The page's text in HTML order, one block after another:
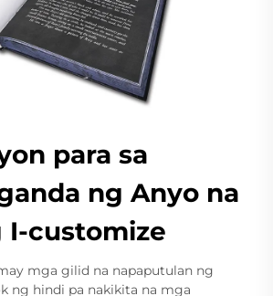
para sa
ng Anyo na
I-customize
mga gilid na napaputulan ng
ng hindi pa nakikita na mga